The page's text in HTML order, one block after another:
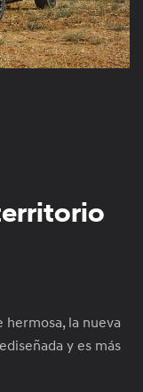
la nueva
y es más